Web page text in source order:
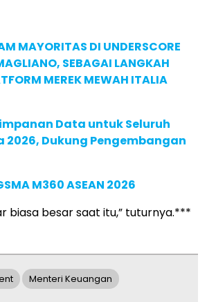
MAYORITAS DI UNDERSCORE
SEBAGAI LANGKAH
MEREK MEWAH ITALIA
Data untuk Seluruh
2026, Dukung Pengembangan
M360 ASEAN 2026
biasa besar saat itu,” tuturnya.***
Menteri Keuangan